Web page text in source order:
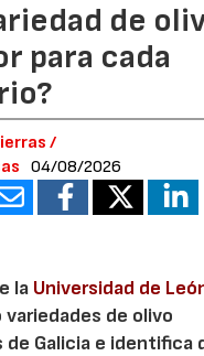
de
para cada
/
04/08/2026
la Universidad de
variedades de olivo
Galicia e identifica